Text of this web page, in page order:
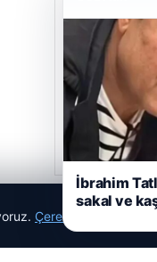
Cengiz
23/06/2026
Çerez Politikamız
İbrahim
sakal ve